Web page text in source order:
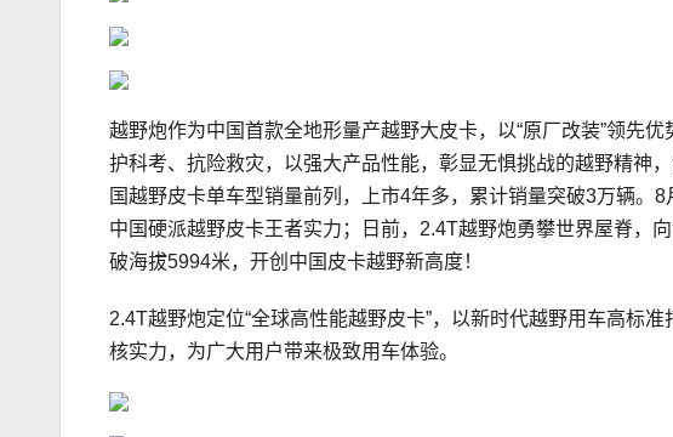
越野炮作为中国首款全地形量产越野大皮卡，以“原厂改装”领先
护科考、抗险救灾，以强大产品性能，彰显无惧挑战的越野精神
国越野皮卡单车型销量前列，上市4年多，累计销量突破3万辆。
中国硬派越野皮卡王者实力；日前，2.4T越野炮勇攀世界屋脊，
破海拔5994米，开创中国皮卡越野新高度！
2.4T越野炮定位“全球高性能越野皮卡”，以新时代越野用车高标
核实力，为广大用户带来极致用车体验。